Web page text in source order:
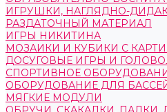
ИГРУШКИ, НАГЛЯДНО-
РАЗДАТОЧНЫЙ МАТЕРИАЛ
ИГРЫ НИКИТИНА
МОЗАИКИ И КУБИКИ С
ДОСУГОВЫЕ ИГРЫ И
СПОРТИВНОЕ
ОБОРУДОВАНИЕ ДЛЯ
МЯГКИЕ МОДУЛИ